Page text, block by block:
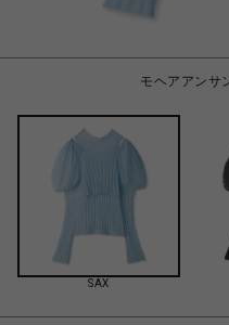
モヘアアンサ
SAX